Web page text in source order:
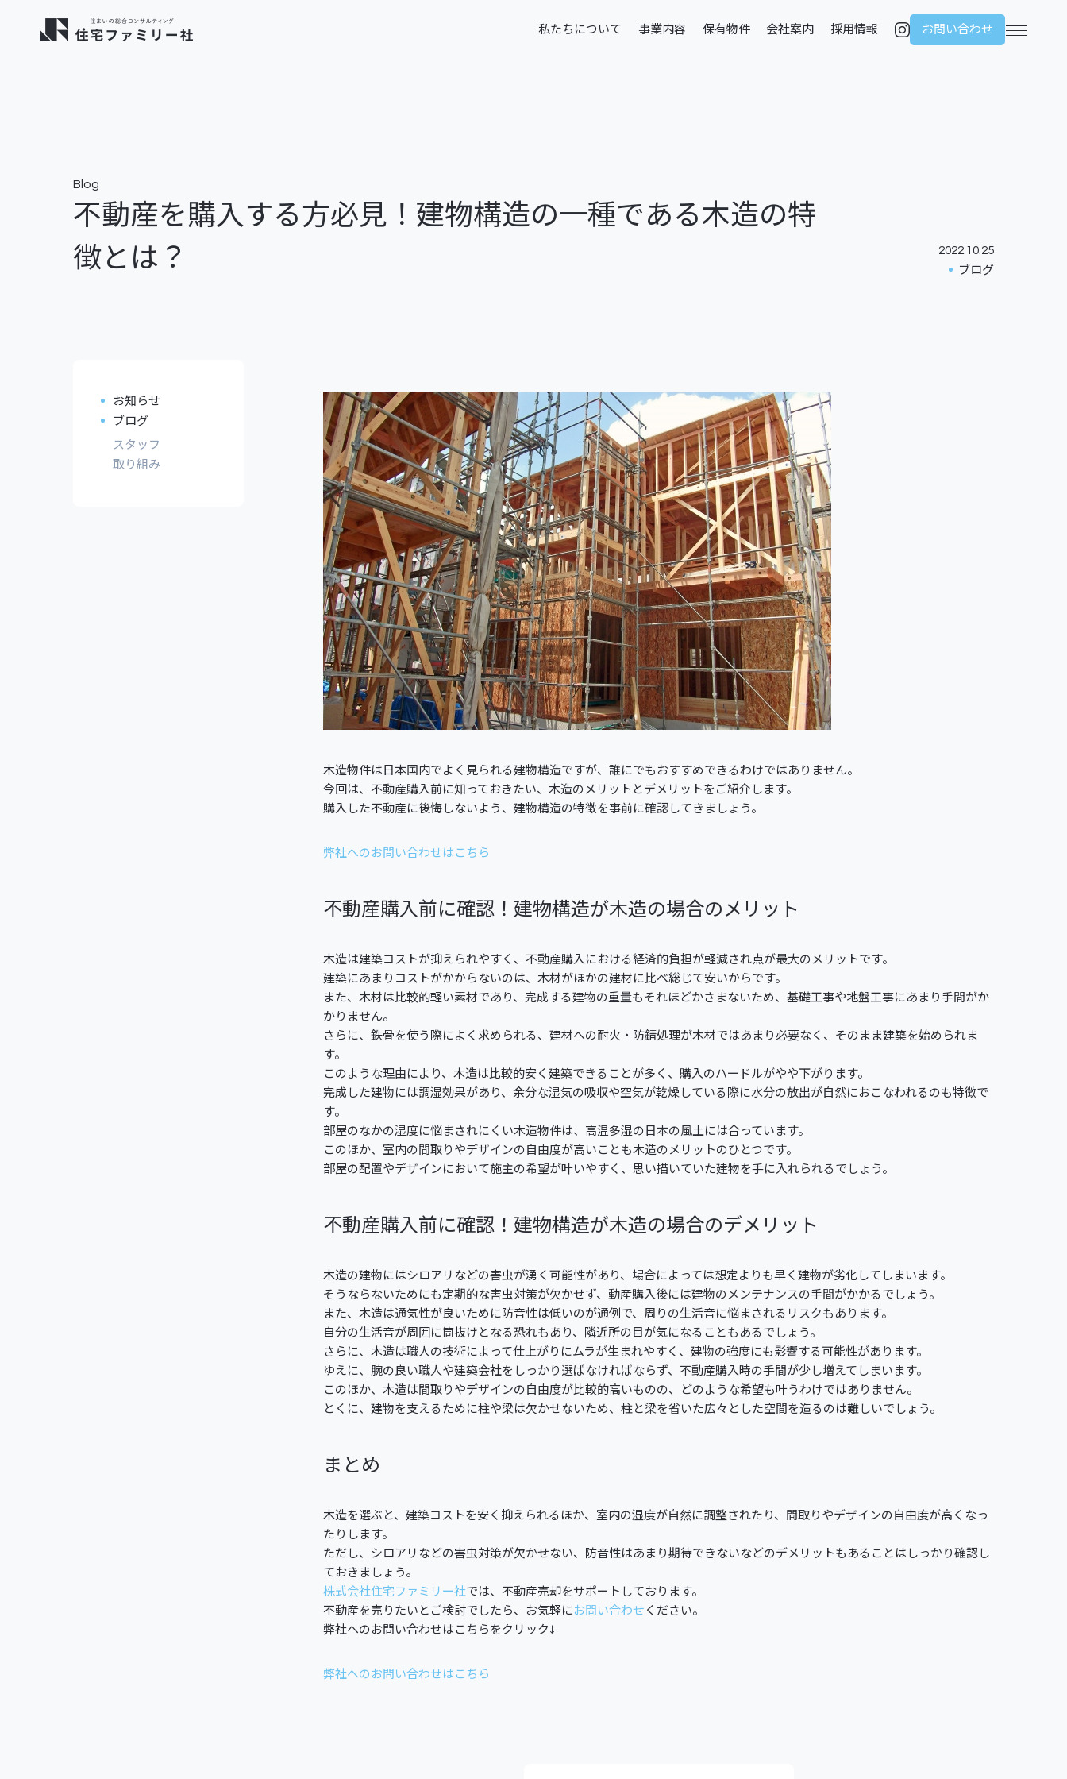
本文までスキップする
私たちについて
事業内容
保有物件
会社案内
採用情報
お問い合わせ
メニュ
不動産を購入する方必見！建物構造の一種である木造の特
徴とは？
Blog
2022.10.25
ブログ
木造物件は日本国内でよく見られる建物構造ですが、誰にでもおすすめできるわけではありません。
今回は、不動産購入前に知っておきたい、木造のメリットとデメリットをご紹介します。
購入した不動産に後悔しないよう、建物構造の特徴を事前に確認してきましょう。
弊社へのお問い合わせはこちら
不動産購入前に確認！建物構造が木造の場合のメリット
木造は建築コストが抑えられやすく、不動産購入における経済的負担が軽減され点が最大のメリットです。
建築にあまりコストがかからないのは、木材がほかの建材に比べ総じて安いからです。
また、木材は比較的軽い素材であり、完成する建物の重量もそれほどかさまないため、基礎工事や地盤工事にあまり手間がか
かりません。
さらに、鉄骨を使う際によく求められる、建材への耐火・防錆処理が木材ではあまり必要なく、そのまま建築を始められま
す。
このような理由により、木造は比較的安く建築できることが多く、購入のハードルがやや下がります。
完成した建物には調湿効果があり、余分な湿気の吸収や空気が乾燥している際に水分の放出が自然におこなわれるのも特徴で
す。
部屋のなかの湿度に悩まされにくい木造物件は、高温多湿の日本の風土には合っています。
このほか、室内の間取りやデザインの自由度が高いことも木造のメリットのひとつです。
部屋の配置やデザインにおいて施主の希望が叶いやすく、思い描いていた建物を手に入れられるでしょう。
不動産購入前に確認！建物構造が木造の場合のデメリット
木造の建物にはシロアリなどの害虫が湧く可能性があり、場合によっては想定よりも早く建物が劣化してしまいます。
そうならないためにも定期的な害虫対策が欠かせず、動産購入後には建物のメンテナンスの手間がかかるでしょう。
また、木造は通気性が良いために防音性は低いのが通例で、周りの生活音に悩まされるリスクもあります。
自分の生活音が周囲に筒抜けとなる恐れもあり、隣近所の目が気になることもあるでしょう。
さらに、木造は職人の技術によって仕上がりにムラが生まれやすく、建物の強度にも影響する可能性があります。
ゆえに、腕の良い職人や建築会社をしっかり選ばなければならず、不動産購入時の手間が少し増えてしまいます。
このほか、木造は間取りやデザインの自由度が比較的高いものの、どのような希望も叶うわけではありません。
とくに、建物を支えるために柱や梁は欠かせないため、柱と梁を省いた広々とした空間を造るのは難しいでしょう。
まとめ
木造を選ぶと、建築コストを安く抑えられるほか、室内の湿度が自然に調整されたり、間取りやデザインの自由度が高くなっ
たりします。
ただし、シロアリなどの害虫対策が欠かせない、防音性はあまり期待できないなどのデメリットもあることはしっかり確認し
ておきましょう。
株式会社住宅ファミリー社では、不動産売却をサポートしております。
不動産を売りたいとご検討でしたら、お気軽に お問い合わせ ください。
弊社へのお問い合わせはこちらをクリック↓
弊社へのお問い合わせはこちら
お知らせ
ブログ
スタッフ
取り組み